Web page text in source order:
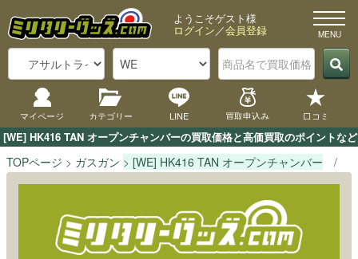
[WE] HK416 TAN オープンチャンバーの買取価格と高価買取のポイントな
ようこそゲスト様
ログイン／会員登録
マイページ カテゴリー LINE 買取申込み 口コミ
TOPページ ガスガン [WE] HK416 TAN オープンチャンバー